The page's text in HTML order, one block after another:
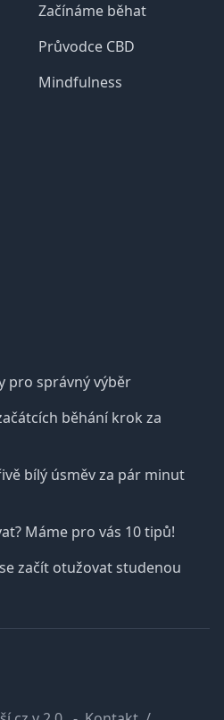
Začínáme běhat
Průvodce CBD
Mindfulness
pro správný výběr
běhání krok za
bílý úsměv za pár minut
Máme pro vás 10 tipů!
začít otužovat studenou